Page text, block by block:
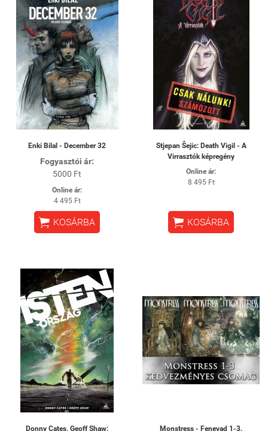
Enki Bilal - December 32
Fogyasztói ár:
5000 Ft
Online ár:
4 495 Ft
 KOSÁRBA
Stjepan Šejic: Death Vigil - A
Virrasztók képregény
Online ár:
8 495 Ft
 KOSÁRBA
Donny Cates, Geoff Shaw: Monstress - Fenevad 1-3.